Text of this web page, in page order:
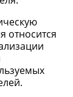
относится